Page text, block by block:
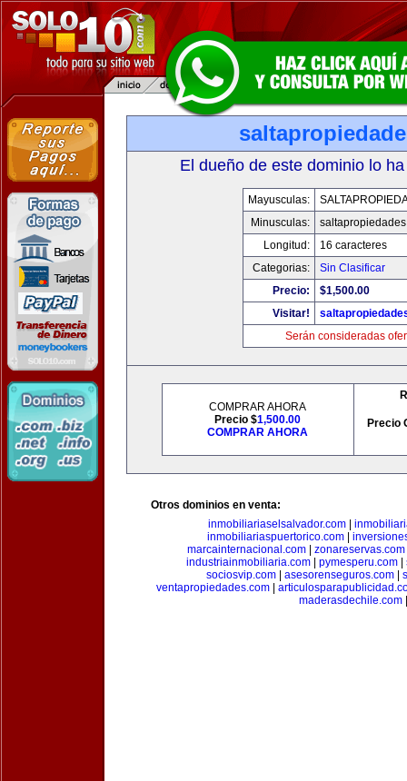
El dueño de este dominio lo
Mayusculas:
Minusculas:
Longitud:
16 caracteres
Categorias:
Sin Clasificar
Precio:
$1,500.00
Visitar!
Serán consideradas
COMPRAR AHORA
Precio $1,500.00
COMPRAR AHORA
Precio
Otros dominios en venta:
inmobiliariaselsalvador.com|
inmobiliariaspuertorico.com
marcainternacional.com| zonareservas.com
industriainmobiliaria.com| pymesperu.com|
sociosvip.com
asesorenseguros.com
ventapropiedades.com
maderasdechile.com